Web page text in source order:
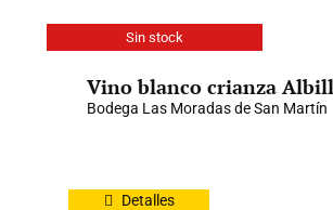
Sin stock
Vino blanco crianza
Bodega Las Moradas de San Martín
Detalles